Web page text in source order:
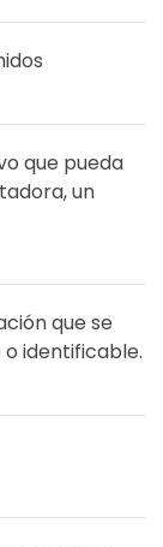
que pueda
un
que se
identificable.